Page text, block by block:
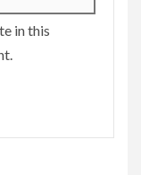
in this